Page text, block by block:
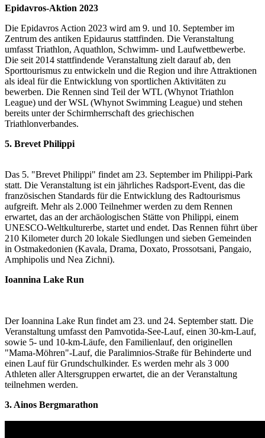
Epidavros-Aktion 2023
Die Epidavros Action 2023 wird am 9. und 10. September im
Zentrum des antiken Epidaurus stattfinden. Die Veranstaltung
umfasst Triathlon, Aquathlon, Schwimm- und Laufwettbewerbe.
Die seit 2014 stattfindende Veranstaltung zielt darauf ab, den
Sporttourismus zu entwickeln und die Region und ihre Attraktionen
als ideal für die Entwicklung von sportlichen Aktivitäten zu
bewerben. Die Rennen sind Teil der WTL (Whynot Triathlon
League) und der WSL (Whynot Swimming League) und stehen
bereits unter der Schirmherrschaft des griechischen
Triathlonverbandes.
5. Brevet Philippi
Das 5. "Brevet Philippi" findet am 23. September im Philippi-Park
statt. Die Veranstaltung ist ein jährliches Radsport-Event, das die
französischen Standards für die Entwicklung des Radtourismus
aufgreift. Mehr als 2.000 Teilnehmer werden zu dem Rennen
erwartet, das an der archäologischen Stätte von Philippi, einem
UNESCO-Weltkulturerbe, startet und endet. Das Rennen führt über
210 Kilometer durch 20 lokale Siedlungen und sieben Gemeinden
in Ostmakedonien (Kavala, Drama, Doxato, Prossotsani, Pangaio,
Amphipolis und Nea Zichni).
Ioannina Lake Run
Der Ioannina Lake Run findet am 23. und 24. September statt. Die
Veranstaltung umfasst den Pamvotida-See-Lauf, einen 30-km-Lauf,
sowie 5- und 10-km-Läufe, den Familienlauf, den originellen
"Mama-Möhren"-Lauf, die Paralimnios-Straße für Behinderte und
einen Lauf für Grundschulkinder. Es werden mehr als 3 000
Athleten aller Altersgruppen erwartet, die an der Veranstaltung
teilnehmen werden.
3. Ainos Bergmarathon